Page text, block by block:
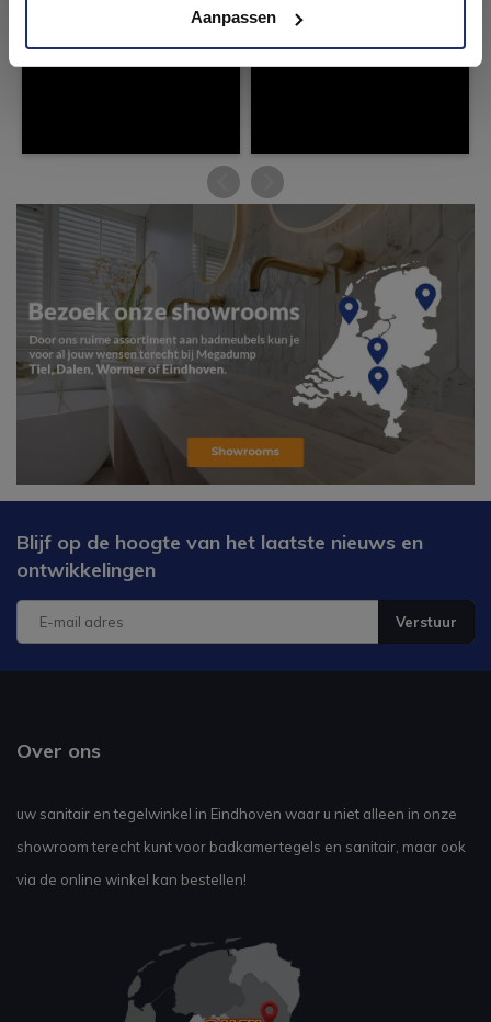
Aanpassen
Blijf op de hoogte van het laatste nieuws en
ontwikkelingen
Verstuur
Over ons
uw sanitair en tegelwinkel in Eindhoven waar u niet alleen in onze
showroom terecht kunt voor badkamertegels en sanitair, maar ook
via de online winkel kan bestellen!